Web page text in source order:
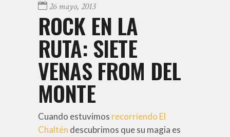
26 mayo, 2013
ROCK EN LA
RUTA: SIETE
VENAS FROM DEL
MONTE
Cuando estuvimos recorriendo El
Chaltén descubrimos que su magia es